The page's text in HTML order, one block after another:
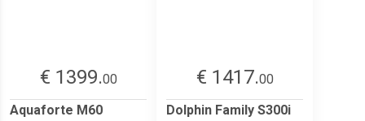
€ 1399.00
Aquaforte M60
€ 1417.00
Dolphin Family S300i